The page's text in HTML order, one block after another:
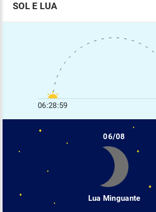
SOL E LUA
06:28:59
06/08
Lua Minguante